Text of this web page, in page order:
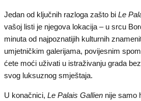
Jedan od ključnih razloga zašto bi Le
vašoj listi je njegova lokacija – u srcu
minuta od najpoznatijih kulturnih
umjetničkim galerijama, povijesnim
ćete moći uživati u istraživanju grada
svog luksuznog smještaja.
U konačnici, Le Palais Gallien nije samo